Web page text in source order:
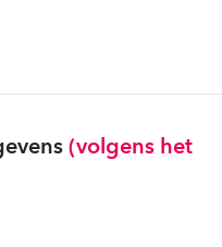
(volgens het